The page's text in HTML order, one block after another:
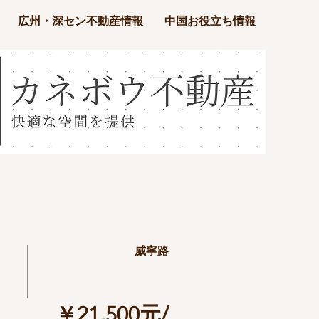
広州・深セン不動産情報 中国お役立ち情報
威寧路